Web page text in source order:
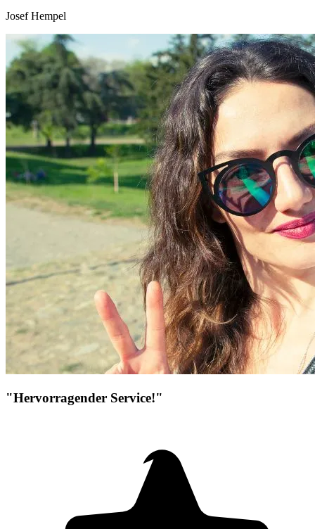
Josef Hempel
"Hervorragender Service!"